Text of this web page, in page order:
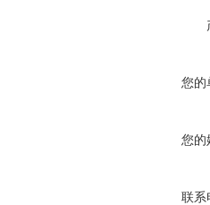
您的
您的
联系